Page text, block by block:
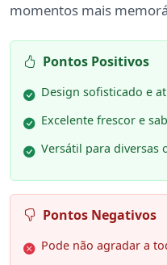
momentos mais
Pontos Positivos
Design sofisticado e
Excelente frescor e
Versátil para diversas
Pontos Negativos
Pode não agradar a